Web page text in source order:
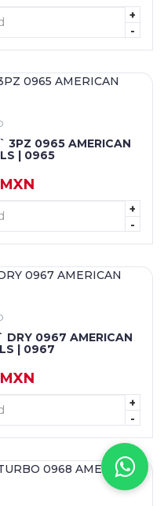
+
-
0965 AMERICAN
| 0965
+
-
0967 AMERICAN
| 0967
+
-